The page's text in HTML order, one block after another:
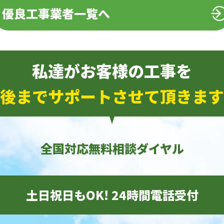
優良工事業者一覧へ
私達がお客様の工事を
までサポートさせて頂きま
全国対応無料相談ダイヤル
土日祝日もOK! 24時間電話受付